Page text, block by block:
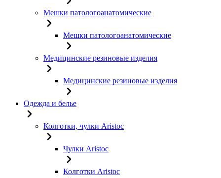
Мешки патологоанатомические
Мешки патологоанатомические
Медицинские резиновые изделия
Медицинские резиновые изделия
Одежда и белье
Колготки, чулки Aristoc
Чулки Aristoc
Колготки Aristoc